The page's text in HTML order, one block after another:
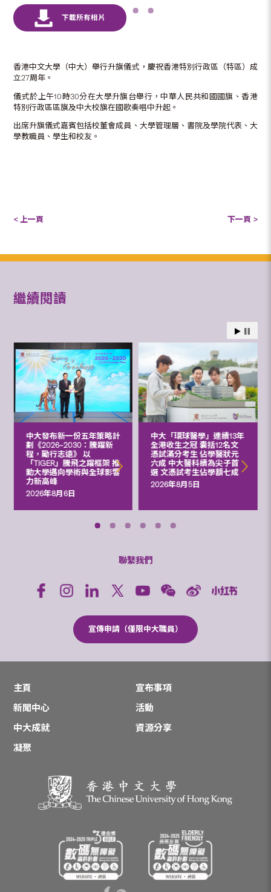
香港中文大學（中大）舉行升旗儀式，慶祝香港特別行政區（特區）成
立27周年。
儀式於上午10時30分在大學升旗台舉行，中華人民共和國國旗、香港
特別行政區區旗及中大校旗在國歌奏唱中升起。
出席升旗儀式嘉賓包括校董會成員、大學管理層、書院及學院代表、大
學教職員、學生和校友。
< 上一頁 下一頁 >
繼續閱讀
中大發布新一份五年策略計
劃《2026‒2030：騰躍新
程，勵行志遠》 以
「TIGER」騰飛之躍框架 推
動大學邁向學術與全球影響
力新高峰
2026年8月6日
中大「環球醫學」連續13年
全港收生之冠 囊括12名文
憑試滿分考生 佔學醫狀元
六成 中大醫科續為尖子首
選 文憑試考生佔學額七成
2026年8月5日
聯繫我們
宣傳申請（僅限中大職員）
主頁
宣布事項
新聞中心
活動
中大成就
資源分享
凝聚